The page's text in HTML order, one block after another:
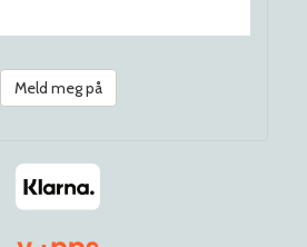
Meld meg på